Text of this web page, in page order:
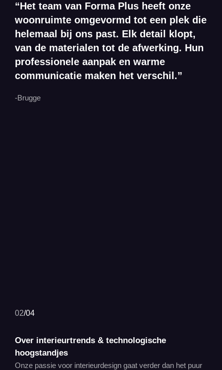
“Het team van Forma Plus heeft onze
woonruimte omgevormd tot een plek die
helemaal bij ons past. Elk detail klopt,
van de materialen tot de afwerking. Hun
professionele aanpak en warme
communicatie maken het verschil.”
-Brugge
02/04
Over interieurtrends & technologische
hoogstandjes
Onze passie voor interieurdesign gaat verder dan het puur